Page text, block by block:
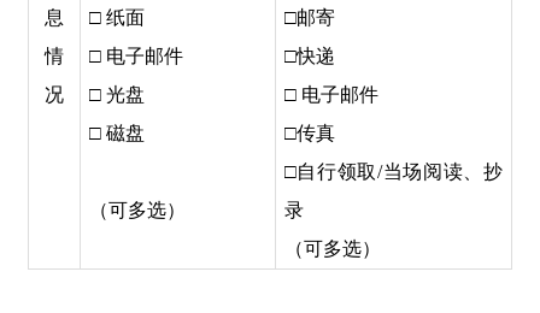
息
情
况
□ 纸面
□ 电子邮件
□ 光盘
□ 磁盘
（可多选）
□邮寄
□快递
□ 电子邮件
□传真
□自行领取/当场阅读、抄
录
（可多选）